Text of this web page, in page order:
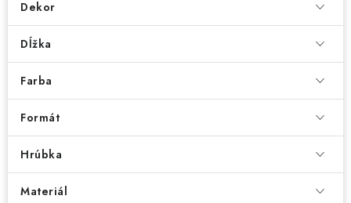
Dekor
Dĺžka
Farba
Formát
Hrúbka
Materiál